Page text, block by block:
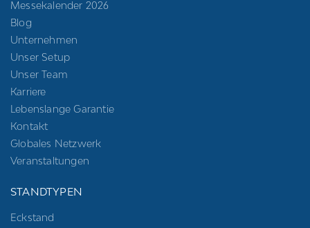
Messekalender 2026
Blog
Unternehmen
Unser Setup
Unser Team
Karriere
Lebenslange Garantie
Kontakt
Globales Netzwerk
Veranstaltungen
STANDTYPEN
Eckstand